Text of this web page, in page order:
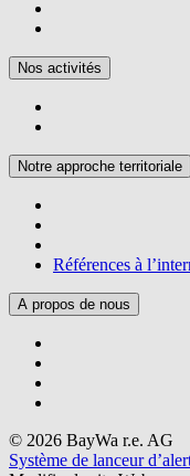
Nos activités
Notre approche territoriale
Références à
A propos de nous
© 2026 BayWa r.e. AG
Système de lanceur